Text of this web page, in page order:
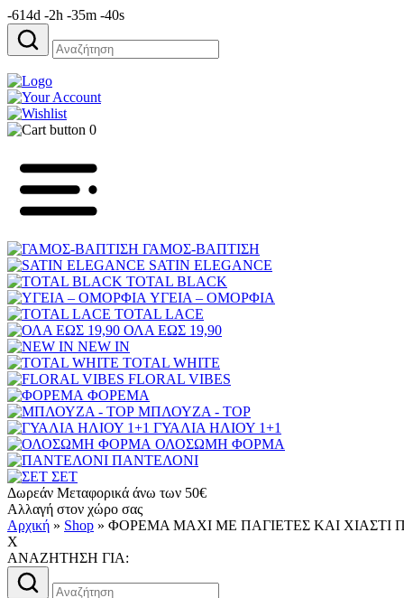
-614d -2h -35m -40s
Αναζήτηση
για:
0
ΓΑΜΟΣ-ΒΑΠΤΙΣΗ
SATIN ELEGANCE
TOTAL BLACK
ΥΓΕΙΑ – ΟΜΟΡΦΙΑ
TOTAL LACE
ΟΛΑ ΕΩΣ 19,90
NEW IN
TOTAL WHITE
FLORAL VIBES
ΦΟΡΕΜΑ
ΜΠΛΟΥΖΑ - TOP
ΓΥΑΛΙΑ ΗΛΙΟΥ 1+1
ΟΛΟΣΩΜΗ ΦΟΡΜΑ
ΠΑΝΤΕΛΟΝΙ
ΣΕΤ
Δωρεάν Μεταφορικά άνω των 50€
Αλλαγή στον χώρο σας
Αρχική » Shop » ΦΟΡΕΜΑ ΜΑΧΙ ME ΠΑΓΙΕΤΕΣ ΚΑΙ ΧΙΑΣΤΙ
X
AΝΑΖΗΤΗΣΗ ΓΙΑ:
Αναζήτηση
για: